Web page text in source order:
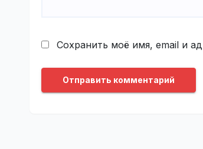
Сохранить моё имя, email и